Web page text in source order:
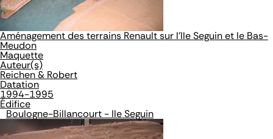
Aménagement des terrains Renault sur l'Ile Seguin et le Bas-
Meudon
Maquette
Auteur(s)
Reichen & Robert
Datation
1994-1995
Édifice
Boulogne-Billancourt - Ile Seguin